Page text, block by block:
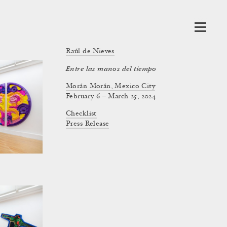
Raúl de Nieves
Entre las manos del tiempo
Morán Morán, Mexico City
February 6 – March 25, 2024
Checklist
Press Release